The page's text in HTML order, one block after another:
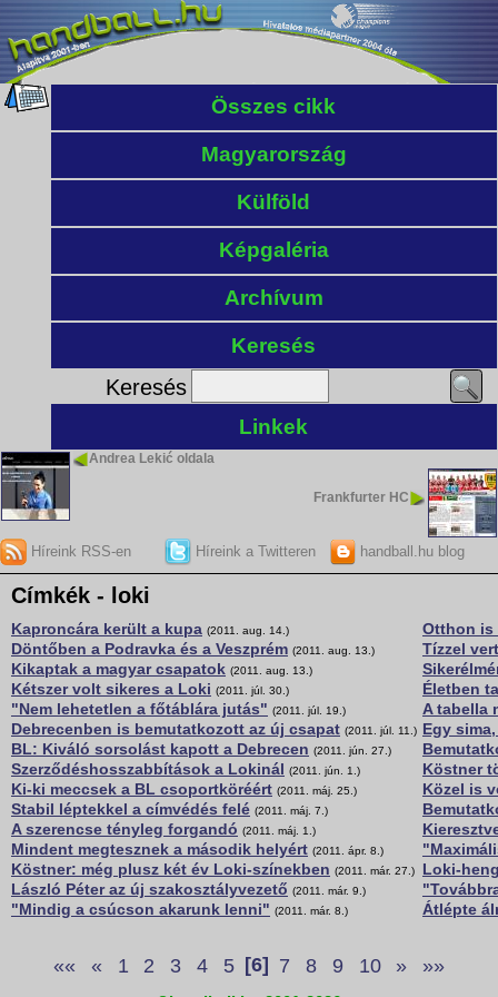
Összes cikk
Magyarország
Külföld
Képgaléria
Archívum
Keresés
Keresés
Linkek
Andrea Lekić oldala
Frankfurter HC
Híreink RSS-en Híreink a Twitteren handball.hu blog
Címkék - loki
Kaproncára került a kupa (2011. aug. 14.)
Döntőben a Podravka és a Veszprém (2011. aug. 13.)
Kikaptak a magyar csapatok (2011. aug. 13.)
Kétszer volt sikeres a Loki (2011. júl. 30.)
"Nem lehetetlen a főtáblára jutás" (2011. júl. 19.)
Debrecenben is bemutatkozott az új csapat (2011. júl. 11.)
BL: Kiváló sorsolást kapott a Debrecen (2011. jún. 27.)
Szerződéshosszabbítások a Lokinál (2011. jún. 1.)
Ki-ki meccsek a BL csoportköréért (2011. máj. 25.)
Stabil léptekkel a címvédés felé (2011. máj. 7.)
A szerencse tényleg forgandó (2011. máj. 1.)
Mindent megtesznek a második helyért (2011. ápr. 8.)
Köstner: még plusz két év Loki-színekben (2011. már. 27.)
László Péter az új szakosztályvezető (2011. már. 9.)
"Mindig a csúcson akarunk lenni" (2011. már. 8.)
Otthon is
Tízzel
Életben
A tabella
Egy
Köstner
Közel is
Loki-
Átlépte
«« « 1 2 3 4 5 [6] 7 8 9 10 » »»